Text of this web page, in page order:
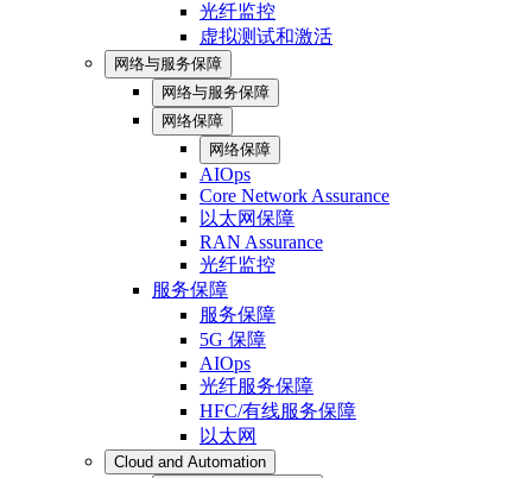
光纤监控
虚拟测试和激活
网络与服务保障
网络与服务保障
网络保障
网络保障
AIOps
Core Network Assurance
以太网保障
RAN Assurance
光纤监控
服务保障
服务保障
5G 保障
AIOps
光纤服务保障
HFC/有线服务保障
以太网
Cloud and Automation